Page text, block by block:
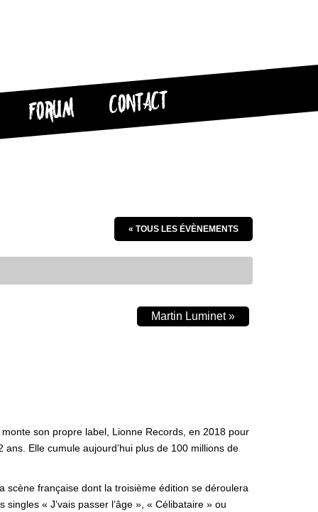
FORUM CONTACT
« TOUS LES ÉVÈNEMENTS
Martin Luminet»
son propre label, Lionne Records, en 2018 pour
Elle cumule aujourd’hui plus de 100 millions de
scène française dont la troisième édition se déroulera
« J’vais passer l’âge », « Célibataire » ou